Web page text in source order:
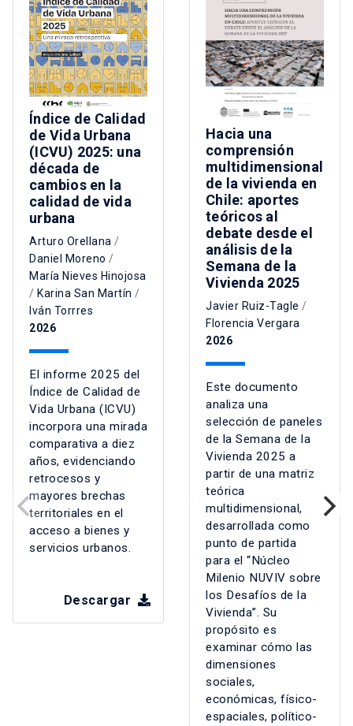
Índice de Calidad
de Vida Urbana
(ICVU) 2025: una
década de
cambios en la
calidad de vida
urbana
Arturo Orellana /
Daniel Moreno /
María Nieves Hinojosa
/ Karina San Martín /
Iván Torrres
2026
El informe 2025 del
Índice de Calidad de
Vida Urbana (ICVU)
incorpora una mirada
comparativa a diez
años, evidenciando
retrocesos y
mayores brechas
territoriales en el
acceso a bienes y
servicios urbanos.
Descargar
Hacia una
comprensión
multidimensional
de la vivienda en
Chile: aportes
teóricos al
debate desde el
análisis de la
Semana de la
Vivienda 2025
Javier Ruiz-Tagle /
Florencia Vergara
2026
Este documento
analiza una
selección de paneles
de la Semana de la
Vivienda 2025 a
partir de una matriz
teórica
multidimensional,
desarrollada como
punto de partida
para el “Núcleo
Milenio NUVIV sobre
los Desafíos de la
Vivienda”. Su
propósito es
examinar cómo las
dimensiones
sociales,
económicas, físico-
espaciales, político-